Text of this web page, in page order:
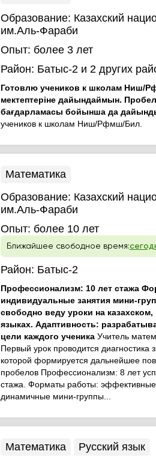
Образование: Казахский
им.Аль-Фараби
Опыт: более 3 лет
Район: Батыс-2и 2 других
Готовлю учеников к школам
мектептеріне дайындаймын.
бағдарламасы бойынша да
учеников к школам Ниш/Рфмш/Бил.
Математика
Образование: Казахский
им.Аль-Фараби
Опыт: более 10 лет
Ближайшее свободное время:
Район: Батыс-2
Профессионализм: 10 лет стажа
индивидуальные занятия мини-
свободно веду уроки на
языках. Адаптивность:
цели каждого ученика Учитель
Первый урок проводится диагностика
которой формируется дальнейшее
пробелов Профессионализм: 8 лет
стажа. Форматы работы:
динамичные мини-группы...
Математика
Русский язык